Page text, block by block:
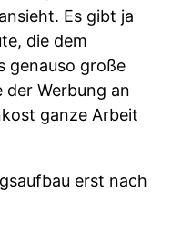
Es gibt ja
die dem
genauso große
der Werbung an
ganze Arbeit
erst nach